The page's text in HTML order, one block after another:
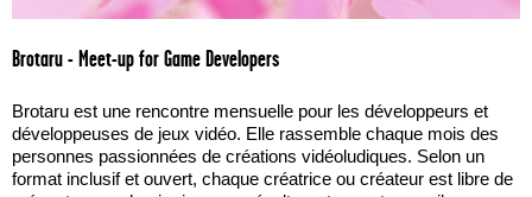
Brotaru - Meet-up for Game Developers
Brotaru est une rencontre mensuelle pour les développeurs et
développeuses de jeux vidéo. Elle rassemble chaque mois des
personnes passionnées de créations vidéoludiques. Selon un
format inclusif et ouvert, chaque créatrice ou créateur est libre de